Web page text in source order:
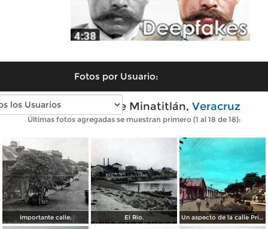
Fotos por Usuario:
Fotos antiguas de Minatitlán, Veracruz
Últimas fotos agregadas se muestran primero (1 al 18 de 18):
Importante calle. El Rio. Un aspecto de la calle Principal.